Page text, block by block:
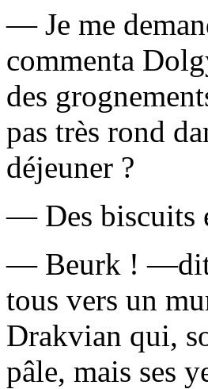
— Je me
commenta
des
pas très rond
déjeuner ?
— Des biscuits
— Beurk ! —dit
tous vers un
Drakvian qui,
pâle, mais ses